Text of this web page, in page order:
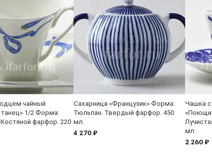
чайный
1/2 Форма:
фарфор. 220
Сахарница «Французик» Форма:
Тюльпан. Твердый фарфор. 450
мл.
4 270 ₽
Чашка
мл.
2 260 ₽